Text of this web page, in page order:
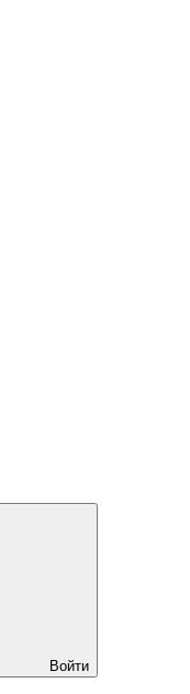
Войти